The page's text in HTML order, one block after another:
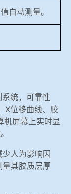
自动测量。
统，可靠性
X位移曲线、胶
机屏幕上实时显
人为影响因
其胶质层厚